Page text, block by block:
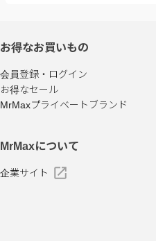
お得なお買いもの
お得なセール
MrMaxプライベートブランド
MrMaxについて
企業サイト